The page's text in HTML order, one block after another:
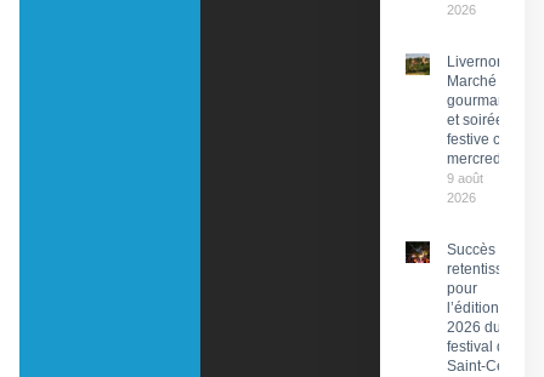
2026
Livernon :
Marché
gourmand
et soirée
festive ce
mercredi
9 août
2026
Succès
retentissant
pour
l’édition
2026 du
festival de
Saint-Céré